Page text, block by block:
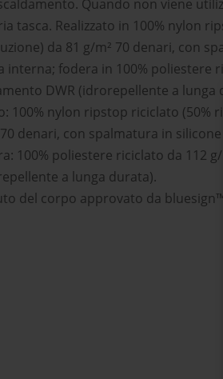
Quando non viene
tasca. Realizzato in 100% nylon
da 81 g/m² 70 denari, con
interna; fodera in 100% poliestere
DWR (idrorepellente a lunga
100% nylon ripstop riciclato (50%
denari, con spalmatura in
100% poliestere riciclato da 112
a lunga durata).
del corpo approvato da